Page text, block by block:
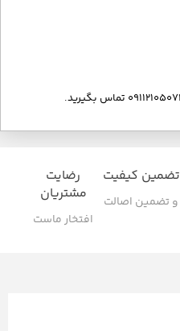
تضمین کیفیت
و تضمین اصالت
رضایت
مشتریان
افتخار ماست